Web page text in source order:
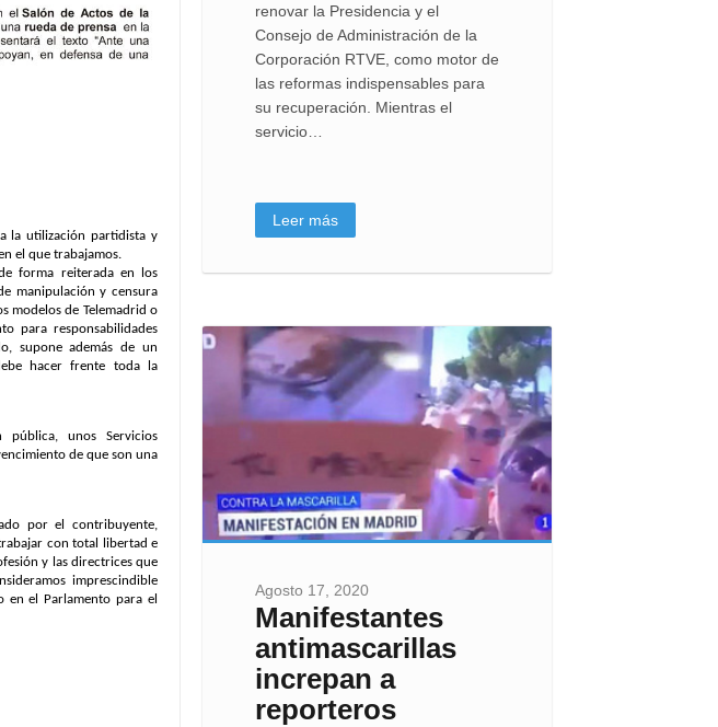
la utilización partidista y
el que trabajamos.
forma reiterada en los
manipulación y censura
modelos de Telemadrid o
para responsabilidades
supone además de un
hacer frente toda la
pública, unos Servicios
de que son una
por el contribuyente,
con total libertad e
y las directrices que
imprescindible
en el Parlamento para el
renovar la Presidencia y el
Consejo de Administración de la
Corporación RTVE, como motor de
las reformas indispensables para
su recuperación. Mientras el
servicio…
Leer más
Agosto 17, 2020
Manifestantes
antimascarillas
increpan a
reporteros